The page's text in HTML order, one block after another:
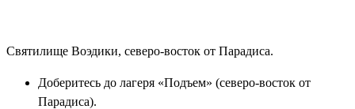
Святилище Воэдики, северо-восток от Парадиса.
Доберитесь до лагеря «Подъем» (северо-восток от
Парадиса).